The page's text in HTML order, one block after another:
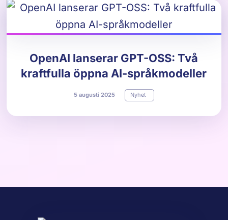
OpenAI lanserar GPT-OSS: Två
kraftfulla öppna AI-språkmodeller
5 augusti 2025 Nyhet